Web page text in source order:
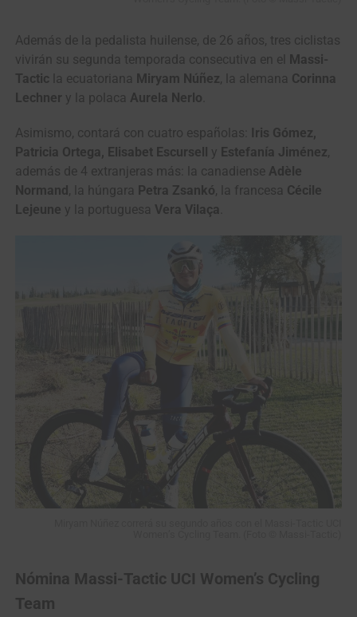
Además de la pedalista huilense, de 26 años, tres ciclistas
vivirán su segunda temporada consecutiva en el Massi-
Tactic la ecuatoriana Miryam Núñez, la alemana Corinna
Lechner y la polaca Aurela Nerlo
Asimismo, contará con cuatro españolas: Iris Gómez,
Patricia Ortega, Elisabet Escursell y Estefanía Jiménez,
además de 4 extranjeras más: la canadiense Adèle
Normand, la húngara Petra Zsankó, la francesa Cécile
Lejeune y la portuguesa Vera Vilaça
Nómina Massi-Tactic UCI Women’s Cycling
Team